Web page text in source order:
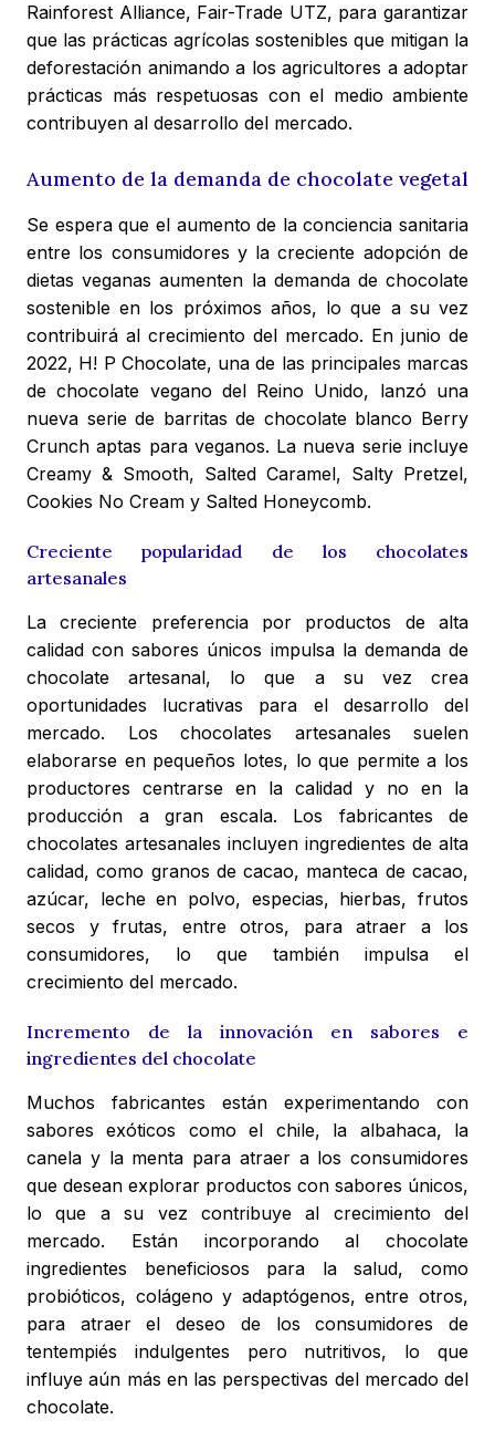
Rainforest Alliance, Fair-Trade UTZ, para garantizar
que las prácticas agrícolas sostenibles que mitigan la
deforestación animando a los agricultores a adoptar
prácticas más respetuosas con el medio ambiente
contribuyen al desarrollo del mercado.
Aumento de la demanda de chocolate vegetal
Se espera que el aumento de la conciencia sanitaria
entre los consumidores y la creciente adopción de
dietas veganas aumenten la demanda de chocolate
sostenible en los próximos años, lo que a su vez
contribuirá al crecimiento del mercado. En junio de
2022, H! P Chocolate, una de las principales marcas
de chocolate vegano del Reino Unido, lanzó una
nueva serie de barritas de chocolate blanco Berry
Crunch aptas para veganos. La nueva serie incluye
Creamy & Smooth, Salted Caramel, Salty Pretzel,
Cookies No Cream y Salted Honeycomb.
Creciente popularidad de los chocolates
artesanales
La creciente preferencia por productos de alta
calidad con sabores únicos impulsa la demanda de
chocolate artesanal, lo que a su vez crea
oportunidades lucrativas para el desarrollo del
mercado. Los chocolates artesanales suelen
elaborarse en pequeños lotes, lo que permite a los
productores centrarse en la calidad y no en la
producción a gran escala. Los fabricantes de
chocolates artesanales incluyen ingredientes de alta
calidad, como granos de cacao, manteca de cacao,
azúcar, leche en polvo, especias, hierbas, frutos
secos y frutas, entre otros, para atraer a los
consumidores, lo que también impulsa el
crecimiento del mercado.
Incremento de la innovación en sabores e
ingredientes del chocolate
Muchos fabricantes están experimentando con
sabores exóticos como el chile, la albahaca, la
canela y la menta para atraer a los consumidores
que desean explorar productos con sabores únicos,
lo que a su vez contribuye al crecimiento del
mercado. Están incorporando al chocolate
ingredientes beneficiosos para la salud, como
probióticos, colágeno y adaptógenos, entre otros,
para atraer el deseo de los consumidores de
tentempiés indulgentes pero nutritivos, lo que
influye aún más en las perspectivas del mercado del
chocolate.